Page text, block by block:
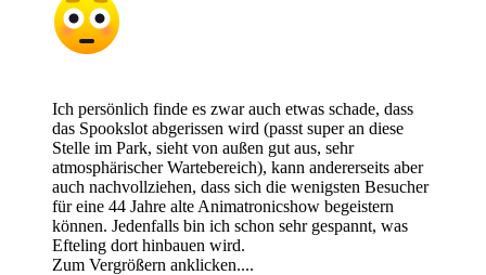
Ich persönlich finde es zwar auch etwas schade, dass
das Spookslot abgerissen wird (passt super an diese
Stelle im Park, sieht von außen gut aus, sehr
atmosphärischer Wartebereich), kann andererseits aber
auch nachvollziehen, dass sich die wenigsten Besucher
für eine 44 Jahre alte Animatronicshow begeistern
können. Jedenfalls bin ich schon sehr gespannt, was
Efteling dort hinbauen wird.
Zum Vergrößern anklicken....